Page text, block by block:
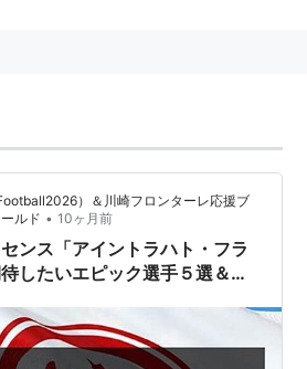
Main, Land Hessen （ フラン
ン、ヘッセン州）
Arena （コメルツバン
権なし： Waldstadion （ヴァ
）＆川崎フロンターレ応援ブ
ルド • 10ヶ月前
ンス「アイントラハト・フラ
したいエピック選手５選＆監